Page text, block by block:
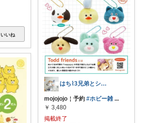
いいね
はち⌇3兄弟とシンプルな暮らし
mojojojo￤予約 #ホビー雑 ...
￥ 3,480
掲載終了